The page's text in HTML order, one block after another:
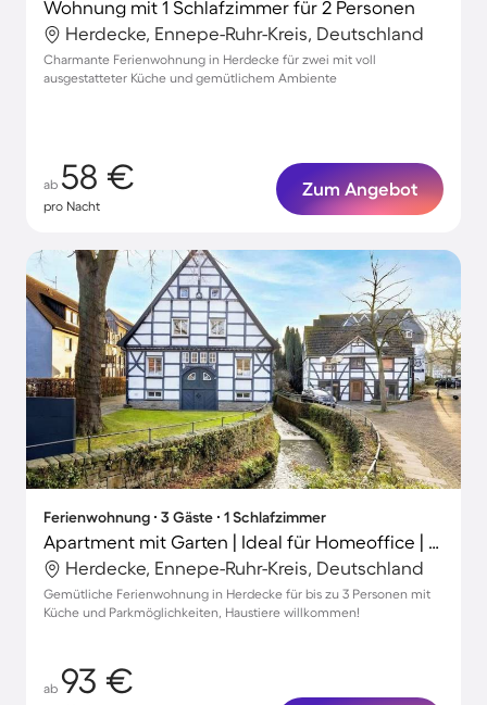
Wohnung mit 1 Schlafzimmer für 2 Personen
Herdecke, Ennepe-Ruhr-Kreis, Deutschland
Charmante Ferienwohnung in Herdecke für zwei mit voll
ausgestatteter Küche und gemütlichem Ambiente
ab 58 €
pro Nacht
Zum Angebot
Ferienwohnung ∙ 3 Gäste ∙ 1 Schlafzimmer
Apartment mit Garten | Ideal für Homeoffice | Haustiere sind willkommen
Herdecke, Ennepe-Ruhr-Kreis, Deutschland
Gemütliche Ferienwohnung in Herdecke für bis zu 3 Personen mit
Küche und Parkmöglichkeiten, Haustiere willkommen!
ab 93 €